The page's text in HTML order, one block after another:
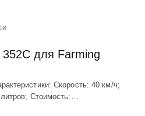
352С для Farming
Скорость: 40 км/ч;
Стоимость:…